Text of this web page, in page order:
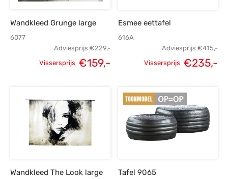
Wandkleed Grunge large
6077
Adviesprijs €229,-
€229,-.
Vissersprijs €159,-
prijs is:
€159,-.
Esmee eettafel
616A
Adviesprijs €415,-
prijs was:
€415,-.
Vissersprijs €235,-
Wandkleed The Look large Tafel 9065